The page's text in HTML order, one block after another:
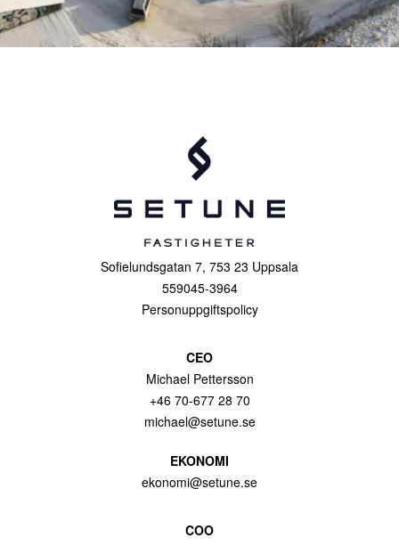
Sofielundsgatan 7, 753 23 Uppsala
559045-3964
Personuppgiftspolicy
CEO
Michael Pettersson
+46 70-677 28 70
michael@setune.se
EKONOMI
ekonomi@setune.se
COO